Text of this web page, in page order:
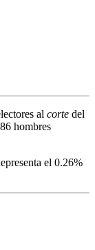
al corte del
hombres
el 0.26%